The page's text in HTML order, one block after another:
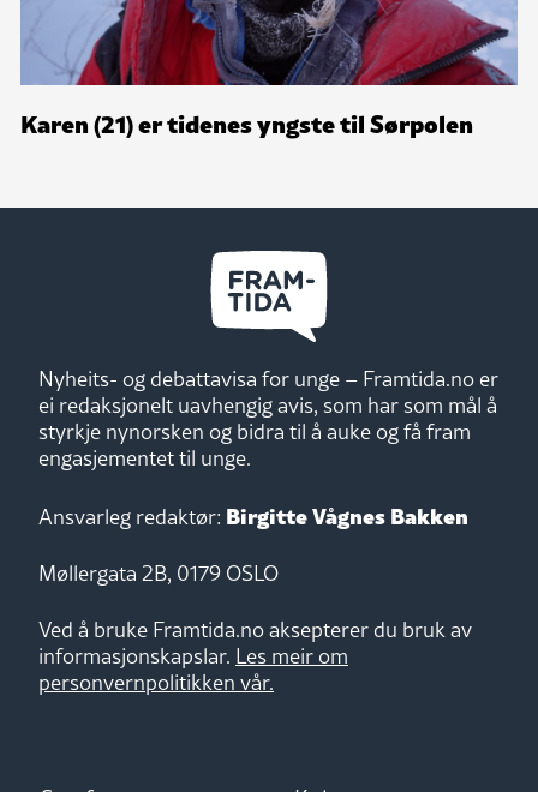
Karen (21) er tidenes yngste til Sørpolen
Nyheits- og debattavisa for unge – Framtida.no er
ei redaksjonelt uavhengig avis, som har som mål å
styrkje nynorsken og bidra til å auke og få fram
engasjementet til unge.
Ansvarleg redaktør: Birgitte Vågnes Bakken
Møllergata 2B, 0179 OSLO
Ved å bruke Framtida.no aksepterer du bruk av
informasjonskapslar. Les meir om
personvernpolitikken vår.